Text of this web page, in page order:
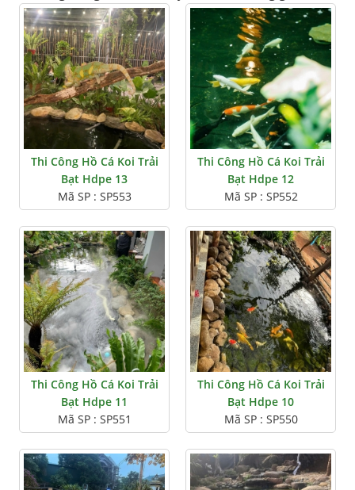
Thi Công Hồ Cá Koi Trải
Bạt Hdpe 13
Mã SP : SP553
Thi Công Hồ Cá Koi Trải
Bạt Hdpe 12
Mã SP : SP552
Thi Công Hồ Cá Koi Trải
Bạt Hdpe 11
Mã SP : SP551
Thi Công Hồ Cá Koi Trải
Bạt Hdpe 10
Mã SP : SP550